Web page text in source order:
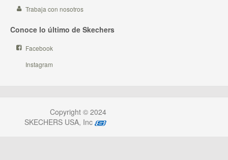
Trabaja con nosotros
Conoce lo último de Skechers
Facebook
Instagram
Copyright © 2024
SKECHERS USA, Inc